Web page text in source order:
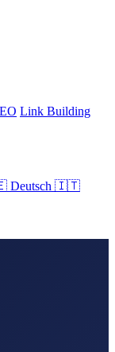
Link Building
🇮🇹